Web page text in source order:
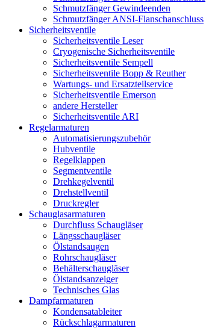
Schmutzfänger Gewindeenden
Schmutzfänger ANSI-Flanschanschluss
Sicherheitsventile
Sicherheitsventile Leser
Cryogenische Sicherheitsventile
Sicherheitsventile Sempell
Sicherheitsventile Bopp & Reuther
Wartungs- und Ersatzteilservice
Sicherheitsventile Emerson
andere Hersteller
Sicherheitsventile ARI
Regelarmaturen
Automatisierungszubehör
Hubventile
Regelklappen
Segmentventile
Drehkegelventil
Drehstellventil
Druckregler
Schauglas­armaturen
Durchfluss Schaugläser
Längsschaugläser
Ölstandsaugen
Rohrschaugläser
Behälterschaugläser
Ölstandsanzeiger
Technisches Glas
Dampfarmaturen
Kondensatableiter
Rückschlagarmaturen